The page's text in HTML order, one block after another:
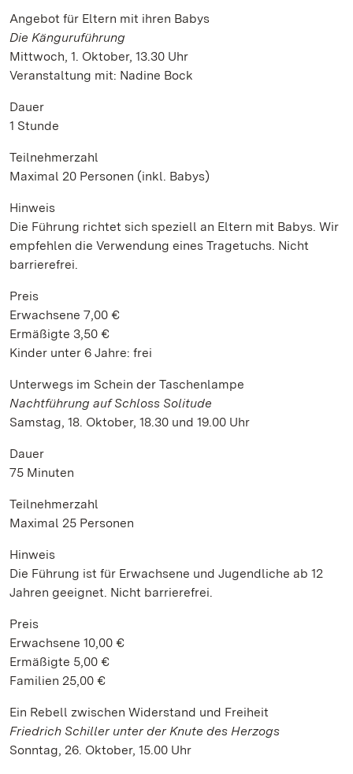
Angebot für Eltern mit ihren Babys
Die Känguruführung
Mittwoch, 1. Oktober, 13.30 Uhr
Veranstaltung mit: Nadine Bock
Dauer
1 Stunde
Teilnehmerzahl
Maximal 20 Personen (inkl. Babys)
Hinweis
Die Führung richtet sich speziell an Eltern mit Babys. Wir
empfehlen die Verwendung eines Tragetuchs. Nicht
barrierefrei.
Preis
Erwachsene 7,00 €
Ermäßigte 3,50 €
Kinder unter 6 Jahre: frei
Unterwegs im Schein der Taschenlampe
Nachtführung auf Schloss Solitude
Samstag, 18. Oktober, 18.30 und 19.00 Uhr
Dauer
75 Minuten
Teilnehmerzahl
Maximal 25 Personen
Hinweis
Die Führung ist für Erwachsene und Jugendliche ab 12
Jahren geeignet. Nicht barrierefrei.
Preis
Erwachsene 10,00 €
Ermäßigte 5,00 €
Familien 25,00 €
Ein Rebell zwischen Widerstand und Freiheit
Friedrich Schiller unter der Knute des Herzogs
Sonntag, 26. Oktober, 15.00 Uhr